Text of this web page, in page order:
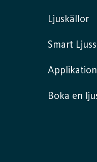
Ljuskällor
Smart
Boka en